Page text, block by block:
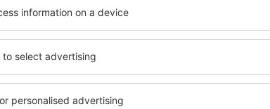
Milão
A PARTIR DE 45